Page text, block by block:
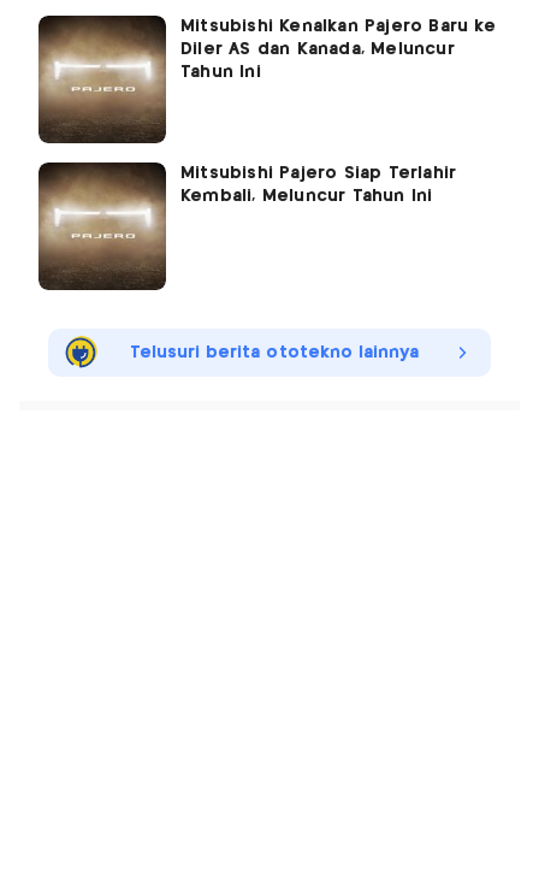
Mitsubishi Kenalkan Pajero Baru ke
Diler AS dan Kanada, Meluncur
Tahun Ini
Mitsubishi Pajero Siap Terlahir
Kembali, Meluncur Tahun Ini
Telusuri berita ototekno lainnya